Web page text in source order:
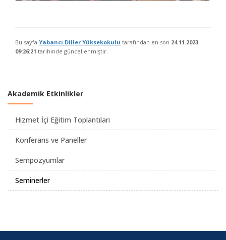
Bu sayfa Yabancı Diller Yüksekokulu tarafından en son 24.11.2023
09:26:21 tarihinde güncellenmiştir.
Akademik Etkinlikler
Hizmet İçi Eğitim Toplantıları
Konferans ve Paneller
Sempozyumlar
Seminerler